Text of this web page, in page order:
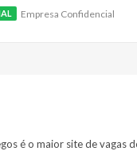
Empresa Confidencial
é o maior site de vagas